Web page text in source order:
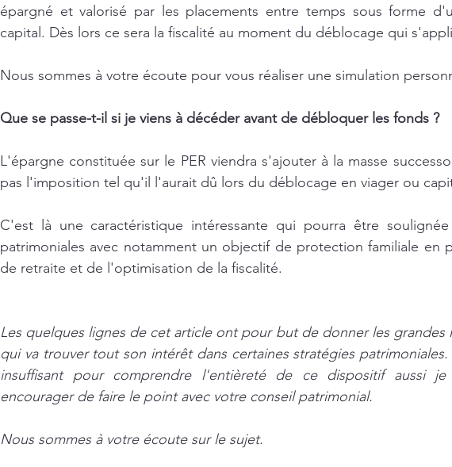
épargné et valorisé par les placements entre temps sous forme
capital. Dès lors ce sera la fiscalité au moment du déblocage qui
Nous sommes à votre écoute pour vous réaliser une simulation
Que se passe-t-il si je viens à décéder avant de débloquer les fonds ?
L'épargne constituée sur le PER viendra s'ajouter à la masse
pas l'imposition tel qu'il l'aurait dû lors du déblocage en viager ou
C'est là une caractéristique intéressante qui pourra être
patrimoniales avec notamment un objectif de protection familiale en
de retraite et de l'optimisation de la fiscalité.
Les quelques lignes de cet article ont pour but de donner les grandes
qui va trouver tout son intérêt dans certaines stratégies
insuffisant pour comprendre l'entièreté de ce dispositif aussi
encourager de faire le point avec votre conseil patrimonial.
Nous sommes à votre écoute sur le sujet.